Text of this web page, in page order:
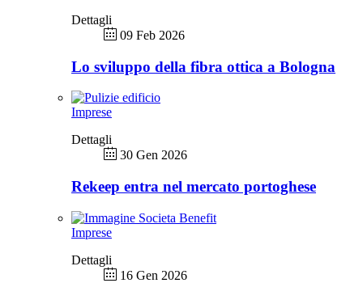
Dettagli
09 Feb 2026
Lo sviluppo della fibra ottica a Bologna
Imprese
Dettagli
30 Gen 2026
Rekeep entra nel mercato portoghese
Imprese
Dettagli
16 Gen 2026